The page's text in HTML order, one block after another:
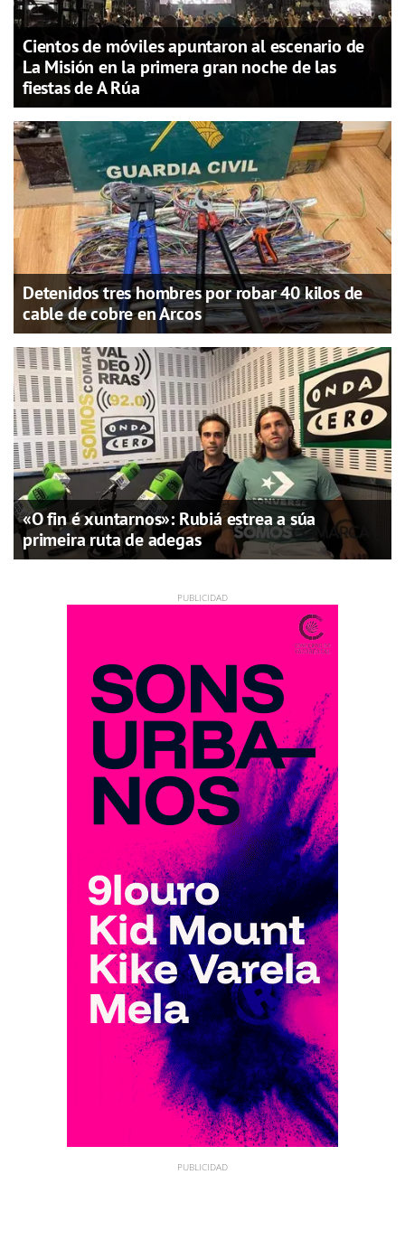
Cientos de móviles apuntaron al escenario de
La Misión en la primera gran noche de las
fiestas de A Rúa
Detenidos tres hombres por robar 40 kilos de
cable de cobre en Arcos
«O fin é xuntarnos»: Rubiá estrea a súa
primeira ruta de adegas